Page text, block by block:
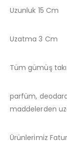
Uzunluk 15 Cm
Uzatma 3 Cm
Tüm gümüş
parfüm,
maddelerden
Ürünlerimiz